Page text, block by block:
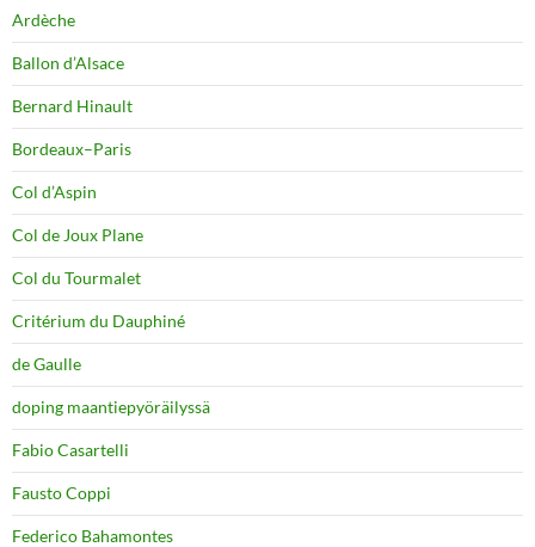
Ardèche
Ballon d’Alsace
Bernard Hinault
Bordeaux–Paris
Col d’Aspin
Col de Joux Plane
Col du Tourmalet
Critérium du Dauphiné
de Gaulle
doping maantiepyöräilyssä
Fabio Casartelli
Fausto Coppi
Federico Bahamontes